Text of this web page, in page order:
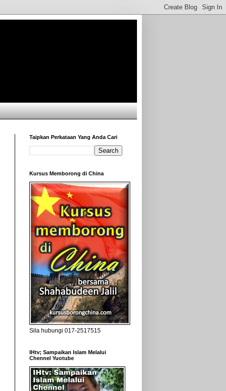
Taipkan Perkataan Yang Anda Cari
Kursus Memborong di China
Sila hubungi 017-2517515
IHtv; Sampaikan Islam Melalui
Chennel Yuotube